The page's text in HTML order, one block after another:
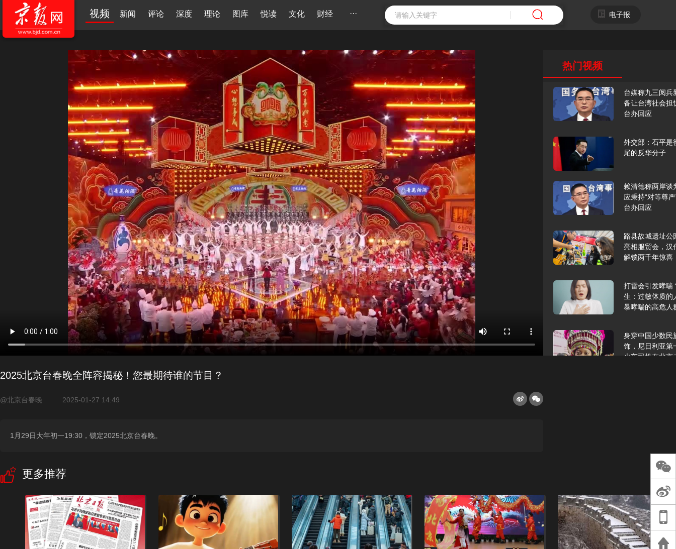
视频 新闻 评论 深度 理论 图库 悦读 文化 财经 ··· 电子报
热门视频
台媒称九三阅兵
备让台湾社会担
台办回应
外交部：石平是
尾的反华分子
赖清德称两岸谈
应秉持“对等尊
台办回应
路县故城遗址公
亮相服贸会，汉
解锁两千年惊喜
打雷会引发哮喘
生：过敏体质的
暴哮喘的高危人
身穿中国少数民
饰，尼日利亚第
火车司机在北京
谈过去 谈谈未来
天桥艺术中心一
演出，国际项目
重庆一高校学生
死，官方通报：
2025北京台春晚全阵容揭秘！您最期待谁的节目？
@北京台春晚 2025-01-27 14:49
1月29日大年初一19:30，锁定2025北京台春晚。
更多推荐